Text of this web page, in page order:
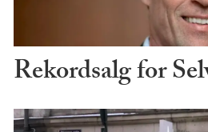
Rekordsalg for